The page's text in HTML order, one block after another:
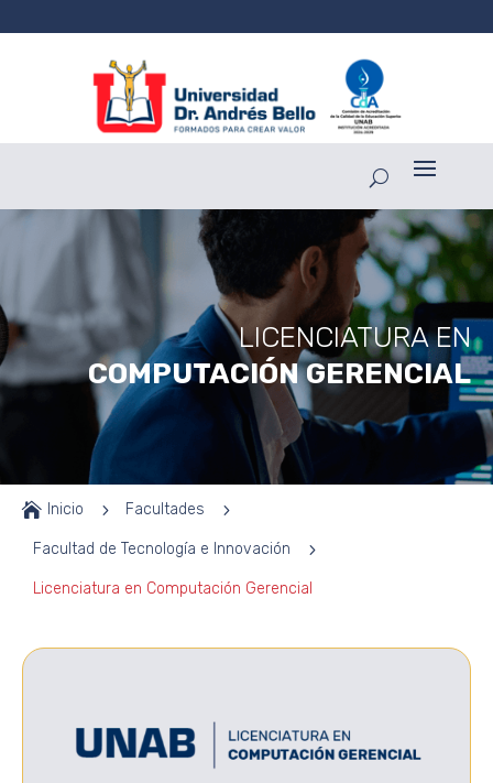
LICENCIATURA EN
COMPUTACIÓN GERENCIAL
 Inicio 5 Facultades 5
Facultad de Tecnología e Innovación 5
Licenciatura en Computación Gerencial